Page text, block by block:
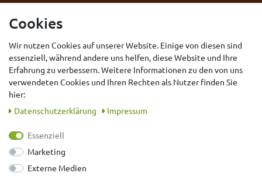
AGB
Impressum
Widerrufsrecht
Vertrag widerrufen
Cookies
Wir nutzen Cookies auf unserer Website. Einige von diesen sind
essenziell, während andere uns helfen, diese Website und Ihre
Erfahrung zu verbessern. Weitere Informationen zu den von uns
verwendeten Cookies und Ihren Rechten als Nutzer finden Sie
hier:
Daten­schutz­erklärung
Impressum
Essenziell
Marketing
Externe Medien